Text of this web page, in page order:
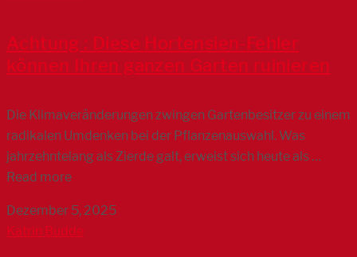
Achtung : Diese Hortensien-Fehler
können Ihren ganzen Garten ruinieren
Die Klimaveränderungen zwingen Gartenbesitzer zu einem
radikalen Umdenken bei der Pflanzenauswahl. Was
jahrzehntelang als Zierde galt, erweist sich heute als …
Read more
Dezember 5, 2025
Katrin Budde